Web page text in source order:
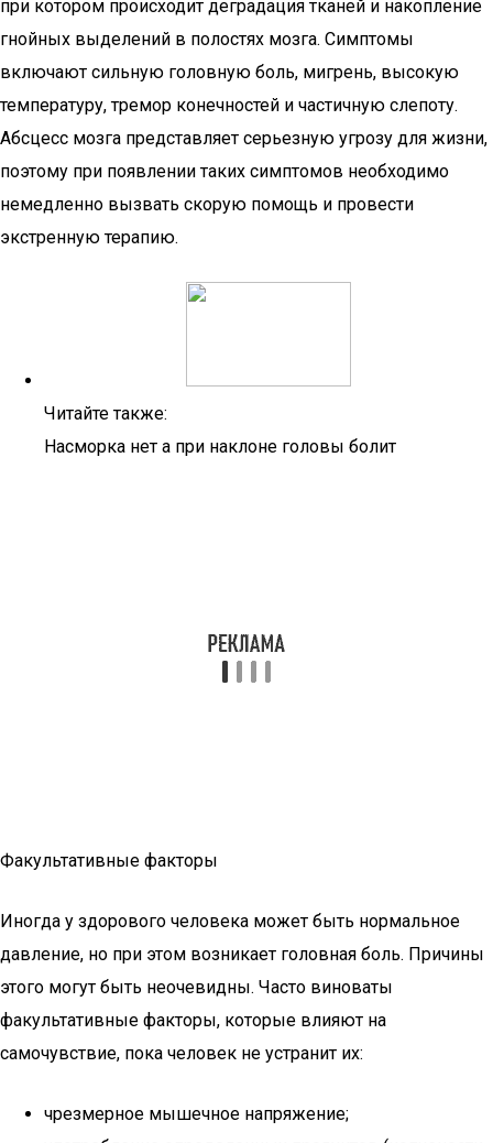
при котором происходит деградация тканей и накопление
гнойных выделений в полостях мозга. Симптомы
включают сильную головную боль, мигрень, высокую
температуру, тремор конечностей и частичную слепоту.
Абсцесс мозга представляет серьезную угрозу для жизни,
поэтому при появлении таких симптомов необходимо
немедленно вызвать скорую помощь и провести
экстренную терапию.
Читайте также:
Насморка нет а при наклоне головы болит
Факультативные факторы
Иногда у здорового человека может быть нормальное
давление, но при этом возникает головная боль. Причины
этого могут быть неочевидны. Часто виноваты
факультативные факторы, которые влияют на
самочувствие, пока человек не устранит их:
чрезмерное мышечное напряжение;